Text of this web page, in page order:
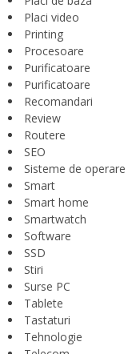
Placi video
Printing
Procesoare
Purificatoare
Purificatoare
Recomandari
Review
Routere
SEO
Sisteme de operare
Smart
Smart home
Smartwatch
Software
SSD
Stiri
Surse PC
Tablete
Tastaturi
Tehnologie